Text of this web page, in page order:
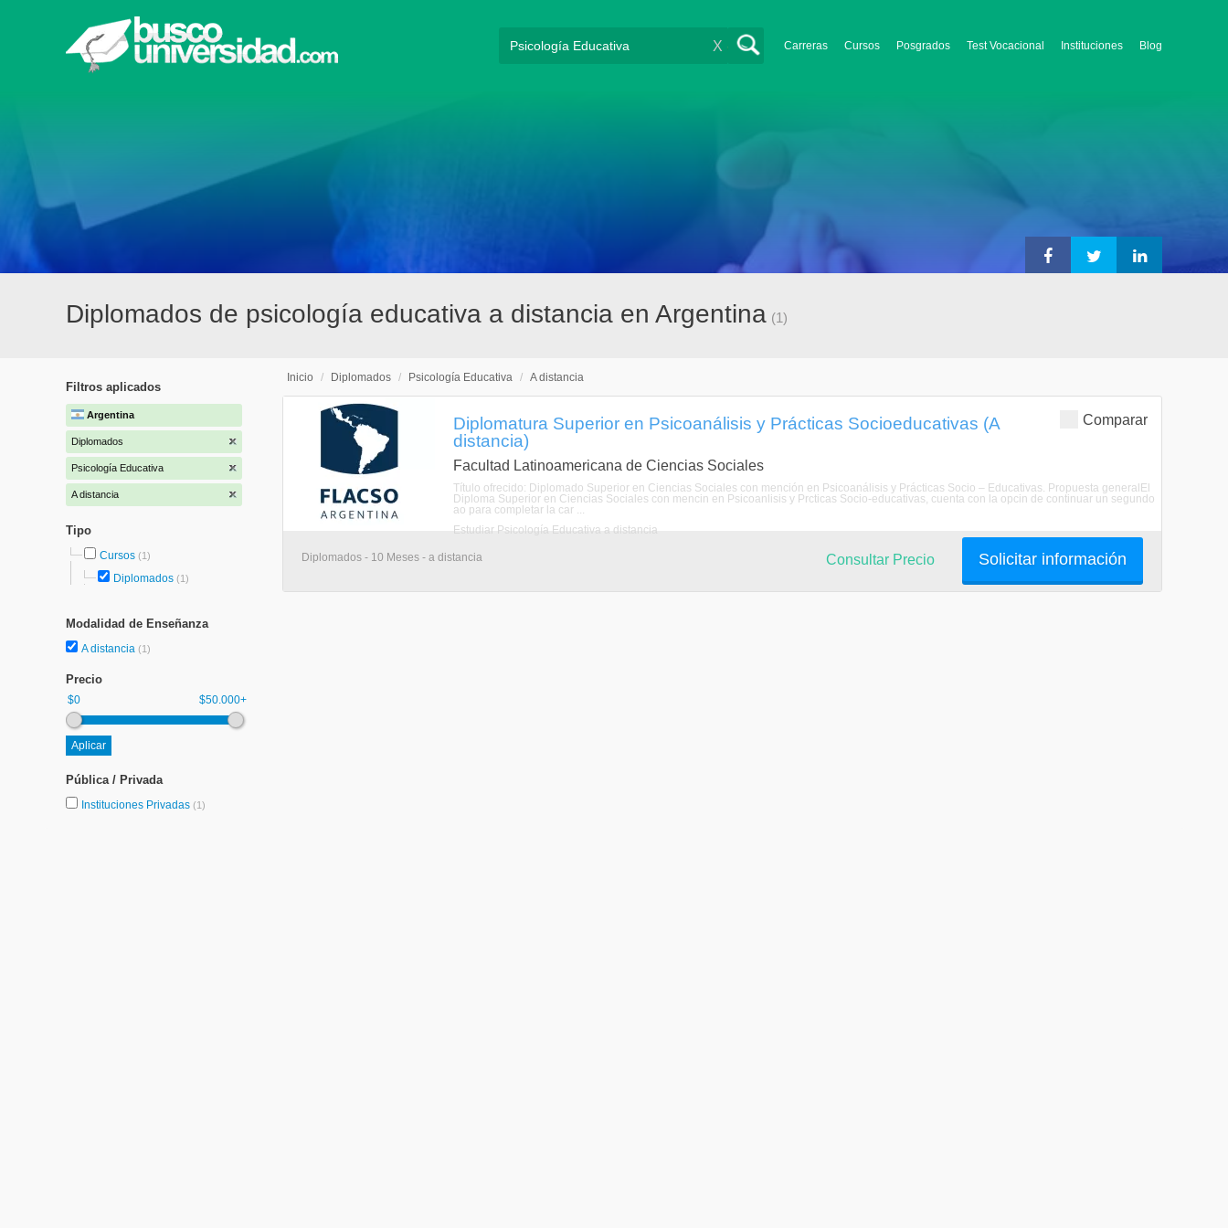
Carreras Cursos Posgrados Test Vocacional Instituciones Blog
X
Diplomados de psicología educativa a distancia en Argentina (1)
Filtros aplicados
Argentina
Diplomados
Psicología Educativa
A distancia
Tipo
Cursos (1)
Diplomados (1)
Modalidad de Enseñanza
A distancia (1)
Precio
$0 $50.000+
Pública / Privada
Instituciones Privadas (1)
Inicio / Diplomados / Psicología Educativa / A distancia
Comparar
Diplomatura Superior en Psicoanálisis y Prácticas Socioeducativas (A
distancia)
Facultad Latinoamericana de Ciencias Sociales
Título ofrecido: Diplomado Superior en Ciencias Sociales con mención en Psicoanálisis y Prácticas Socio – Educativas. Propuesta generalEl
Diploma Superior en Ciencias Sociales con mencin en Psicoanlisis y Prcticas Socio-educativas, cuenta con la opcin de continuar un segundo
ao para completar la car ...
Estudiar Psicología Educativa a distancia
Diplomados - 10 Meses - a distancia Solicitar información
Consultar Precio